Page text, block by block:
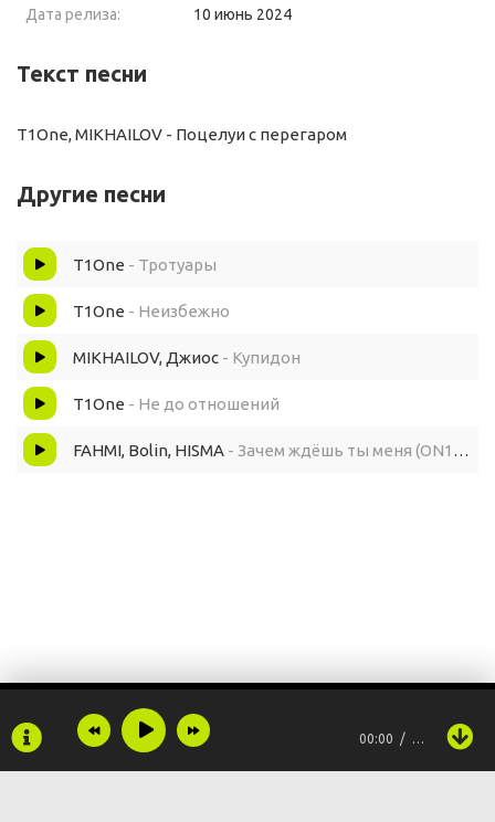
Дата релиза:
10 июнь 2024
Текст песни
T1One, MIKHAILOV - Поцелуи с перегаром
Другие песни
T1One - Тротуары
T1One - Неизбежно
MIKHAILOV, Джиос - Купидон
T1One - Не до отношений
FAHMI, Bolin, HISMA - Зачем ждёшь ты меня (ON1XX & Egor Mikhailov Remix)(Remake)
00:00